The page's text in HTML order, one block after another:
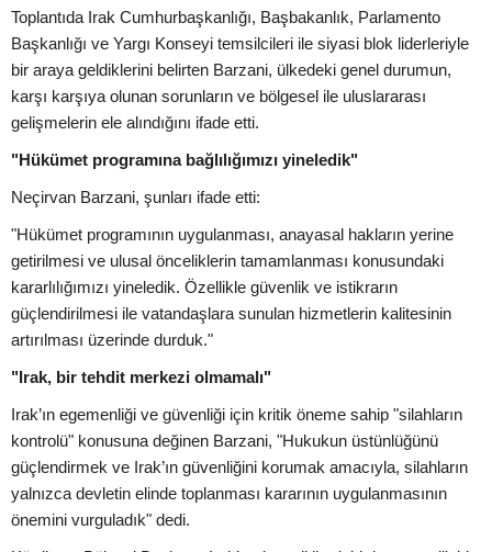
Toplantıda Irak Cumhurbaşkanlığı, Başbakanlık, Parlamento
Başkanlığı ve Yargı Konseyi temsilcileri ile siyasi blok liderleriyle
bir araya geldiklerini belirten Barzani, ülkedeki genel durumun,
karşı karşıya olunan sorunların ve bölgesel ile uluslararası
gelişmelerin ele alındığını ifade etti.
"Hükümet programına bağlılığımızı yineledik"
Neçirvan Barzani, şunları ifade etti:
"Hükümet programının uygulanması, anayasal hakların yerine
getirilmesi ve ulusal önceliklerin tamamlanması konusundaki
kararlılığımızı yineledik. Özellikle güvenlik ve istikrarın
güçlendirilmesi ile vatandaşlara sunulan hizmetlerin kalitesinin
artırılması üzerinde durduk."
"Irak, bir tehdit merkezi olmamalı"
Irak’ın egemenliği ve güvenliği için kritik öneme sahip "silahların
kontrolü" konusuna değinen Barzani, "Hukukun üstünlüğünü
güçlendirmek ve Irak’ın güvenliğini korumak amacıyla, silahların
yalnızca devletin elinde toplanması kararının uygulanmasının
önemini vurguladık" dedi.